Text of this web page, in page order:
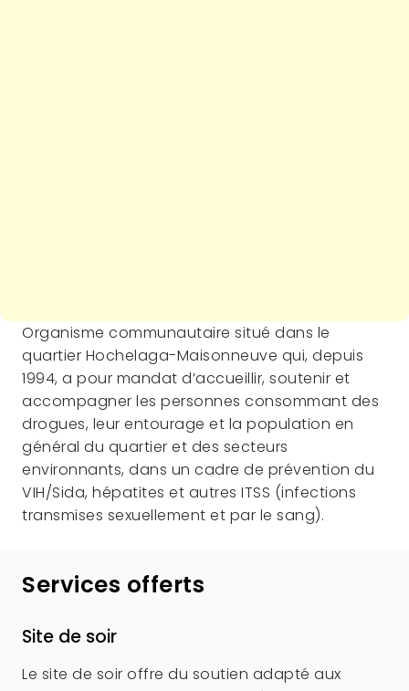
Description
Organisme communautaire situé dans le
quartier Hochelaga-Maisonneuve qui, depuis
1994, a pour mandat d’accueillir, soutenir et
accompagner les personnes consommant des
drogues, leur entourage et la population en
général du quartier et des secteurs
environnants, dans un cadre de prévention du
VIH/Sida, hépatites et autres ITSS (infections
transmises sexuellement et par le sang).
Services offerts
Site de soir
Le site de soir offre du soutien adapté aux